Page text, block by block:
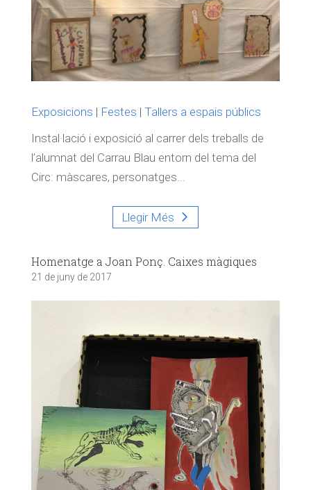
Exposicions | Festes | Tallers a espais públics
Instal·lació i exposició al carrer dels treballs de
l’alumnat del Carrau Blau entorn del tema del
Circ: màscares, personatges...
Llegir Més
Homenatge a Joan Ponç. Caixes màgiques
21 de juny de 2017